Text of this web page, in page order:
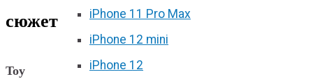
iPhone 11 Pro Max
iPhone 12 mini
iPhone 12
сюжет
Toy